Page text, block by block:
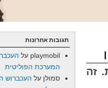
זה
תגובות אחרונות
playmobil על
המערכת הפוליטית
סמולן על העכברוש